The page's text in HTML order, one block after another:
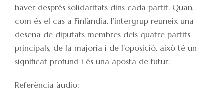
haver després solidaritats dins cada partit. Quan,
com és el cas a Finlàndia, l’intergrup reuneix una
desena de diputats membres dels quatre partits
principals, de la majoria i de l’oposició, això té un
significat profund i és una aposta de futur.
Referència àudio: